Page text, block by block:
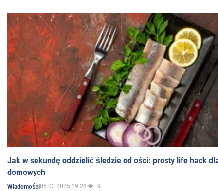
Jak w sekundę oddzielić śledzie od ości: prosty life hack
domowych
Wiadomości05.03.2025 19:28 9